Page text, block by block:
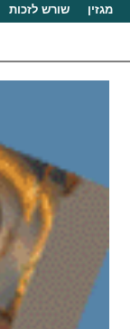
מגזין שורש לזכות